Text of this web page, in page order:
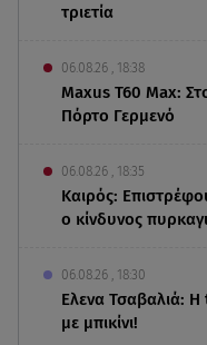
τριετία
06.08.26 , 18:38
Maxus T60 Max:
Πόρτο Γερμενό
06.08.26 , 18:35
Καιρός:
ο κίνδυνος
06.08.26 , 18:30
Ελενα Τσαβαλιά:
με μπικίνι!